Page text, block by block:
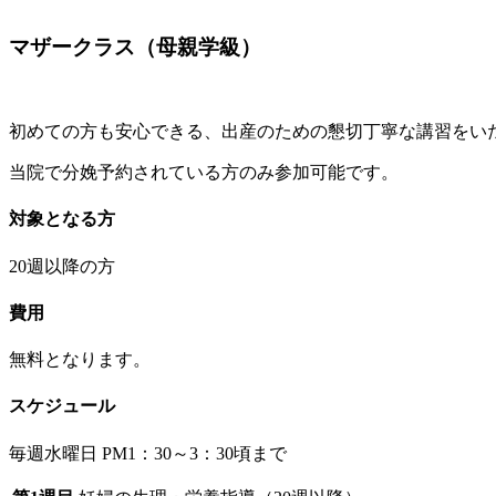
マザークラス（母親学級）
初めての方も安心できる、出産のための懇切丁寧な講習をい
当院で分娩予約されている方のみ参加可能です。
対象となる方
20週以降の方
費用
無料となります。
スケジュール
毎週水曜日 PM1：30～3：30頃まで